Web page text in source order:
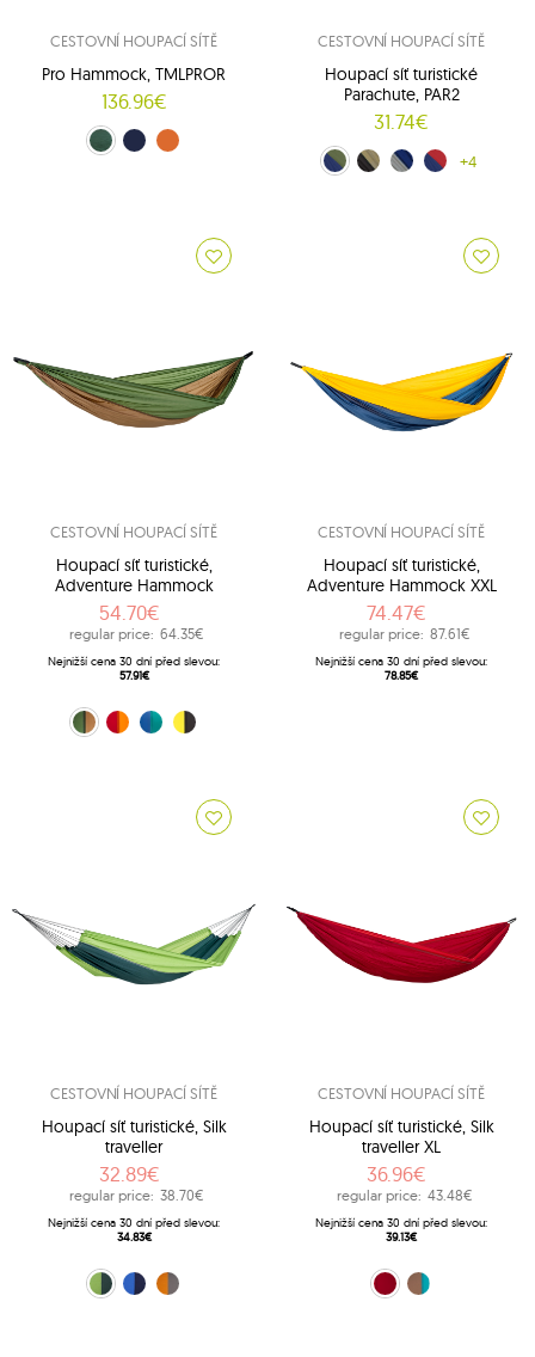
CESTOVNÍ HOUPACÍ SÍTĚ
Pro Hammock, TMLPROR
136.96€
zelený (51)
Tmavomodrý (52)
oranžový (53)
CESTOVNÍ HOUPACÍ SÍTĚ
Houpací síť turistické
Parachute, PAR2
31.74€
zeleno-modrý (PAR21)
hnědo-černá (PAR22)
modro-hnědá (PAR24)
červeno-modrý (PAR25)
+4
CESTOVNÍ HOUPACÍ SÍTĚ
Houpací síť turistické,
Adventure Hammock
54.70€
regular price: 64.35€
Nejnižší cena 30 dní před slevou:
57.91€
Hnědý (Coyote)
Oranžový (Fire)
Modrý (Ice-blue)
Černý (Yellowstone)
CESTOVNÍ HOUPACÍ SÍTĚ
Houpací síť turistické,
Adventure Hammock XXL
74.47€
regular price: 87.61€
Nejnižší cena 30 dní před slevou:
78.85€
CESTOVNÍ HOUPACÍ SÍTĚ
Houpací síť turistické, Silk
traveller
32.89€
regular price: 38.70€
Nejnižší cena 30 dní před slevou:
34.83€
Zelený (Forest)
Modrý (Ocean)
Oranžový (Techno)
CESTOVNÍ HOUPACÍ SÍTĚ
Houpací síť turistické, Silk
traveller XL
36.96€
regular price: 43.48€
Nejnižší cena 30 dní před slevou:
39.13€
Červený (Chili)
Hnědý (Mountain)